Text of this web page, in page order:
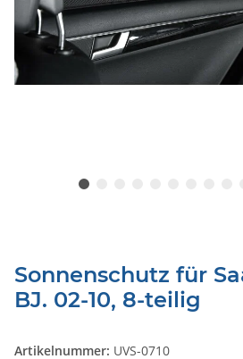
Sonnenschutz für
BJ. 02-10, 8-teilig
Artikelnummer: UVS-0710